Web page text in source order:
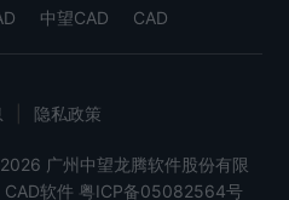
中望CAD CAD
广州中望龙腾软件股份有限
CAD软件 粤ICP备05082564号
隐私政策